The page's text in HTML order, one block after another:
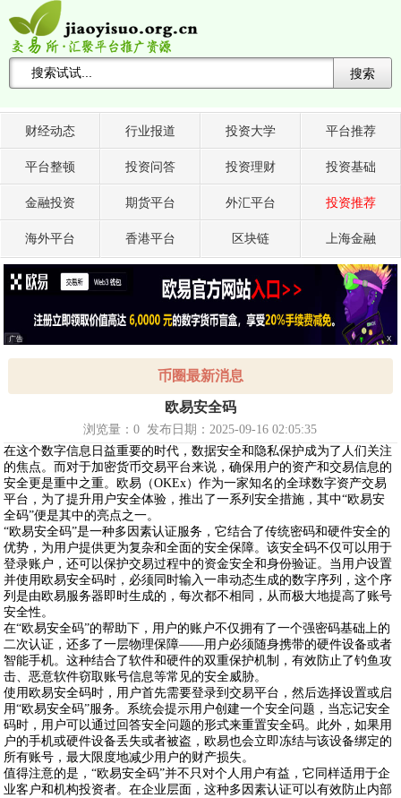
搜索
财经动态 行业报道 投资大学 平台推荐
平台整顿 投资问答 投资理财 投资基础
金融投资 期货平台 外汇平台 投资推荐
海外平台 香港平台 区块链 上海金融
广告 X
币圈最新消息
欧易安全码
浏览量：0 发布日期：2025-09-16 02:05:35
在这个数字信息日益重要的时代，数据安全和隐私保护成为了人们关注
的焦点。而对于加密货币交易平台来说，确保用户的资产和交易信息的
安全更是重中之重。欧易（OKEx）作为一家知名的全球数字资产交易
平台，为了提升用户安全体验，推出了一系列安全措施，其中“欧易安
全码”便是其中的亮点之一。
“欧易安全码”是一种多因素认证服务，它结合了传统密码和硬件安全的
优势，为用户提供更为复杂和全面的安全保障。该安全码不仅可以用于
登录账户，还可以保护交易过程中的资金安全和身份验证。当用户设置
并使用欧易安全码时，必须同时输入一串动态生成的数字序列，这个序
列是由欧易服务器即时生成的，每次都不相同，从而极大地提高了账号
安全性。
在“欧易安全码”的帮助下，用户的账户不仅拥有了一个强密码基础上的
二次认证，还多了一层物理保障——用户必须随身携带的硬件设备或者
智能手机。这种结合了软件和硬件的双重保护机制，有效防止了钓鱼攻
击、恶意软件窃取账号信息等常见的安全威胁。
使用欧易安全码时，用户首先需要登录到交易平台，然后选择设置或启
用“欧易安全码”服务。系统会提示用户创建一个安全问题，当忘记安全
码时，用户可以通过回答安全问题的形式来重置安全码。此外，如果用
户的手机或硬件设备丢失或者被盗，欧易也会立即冻结与该设备绑定的
所有账号，最大限度地减少用户的财产损失。
值得注意的是，“欧易安全码”并不只对个人用户有益，它同样适用于企
业客户和机构投资者。在企业层面，这种多因素认证可以有效防止内部